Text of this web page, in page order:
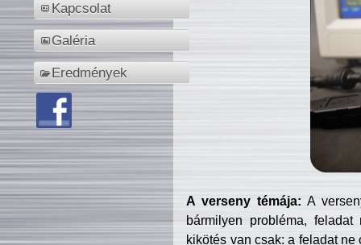
Kapcsolat
Galéria
Eredmények
A verseny témája: A
bármilyen probléma, feladat
kikötés van csak: a feladat